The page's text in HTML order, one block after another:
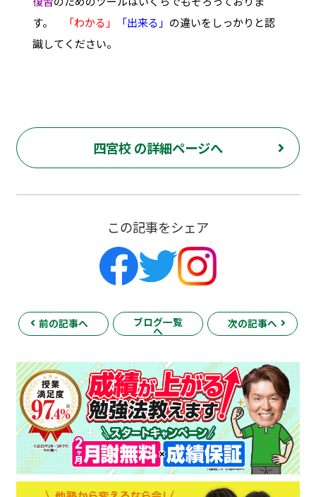
す。
「わかる」 「出来る」 の違いをしっかりと認
識してください。
四宮校 の詳細ページへ
この記事をシェア
前の記事へ ブログ一覧
へ
次の記事へ